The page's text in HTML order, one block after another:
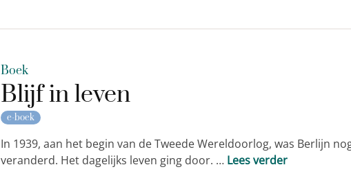
Boek
Blijf in leven
e-boek
In 1939, aan het begin van de Tweede Wereldoorlog, was Berlijn
veranderd. Het dagelijks leven ging door. … Lees verder